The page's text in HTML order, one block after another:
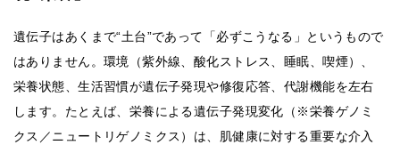
遺伝子はあくまで“土台”であって「必ずこうなる」というもので
はありません。環境（紫外線、酸化ストレス、睡眠、喫煙）、
栄養状態、生活習慣が遺伝子発現や修復応答、代謝機能を左右
します。たとえば、栄養による遺伝子発現変化（※栄養ゲノミ
クス／ニュートリゲノミクス）は、肌健康に対する重要な介入